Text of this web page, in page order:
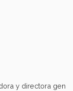
y directora